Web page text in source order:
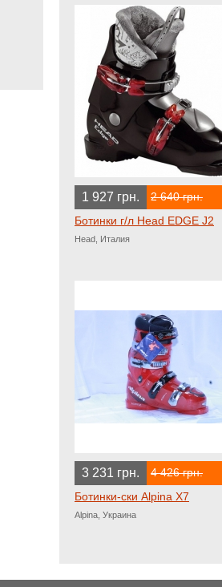
1 927 грн. 2 640 грн.
Ботинки г/л Head EDGE J2
Head, Италия
3 231 грн. 4 426 грн.
Ботинки-ски Alpina X7
Alpina, Украина